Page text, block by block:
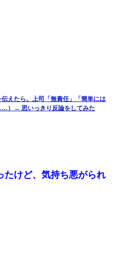
ょう」→ その後に結納金の話を
れた。Aはヘラヘラと部屋に入っ
ったね…部屋くる？」ワイ「行
ゾッとするやら腹立つやら！
家に泊めた結果ｗｗｗｗｗｗ
る女が、ツケで宝石を買おうと
ママ友たちの様子が微妙におか
えたら。上司「無責任」「簡単には
…）→ 思いっきり反論をしてみた
たけど、気持ち悪がられ